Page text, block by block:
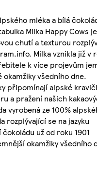
mléka a bílá
Milka Happy Cows
chutí a texturou
Milka vznikla již v
k více projevům
všedního dne.
připomínají alpské
a pražení našich
vyrobená ze 100%
rozplývající se na jazyku
už od roku 1901
okamžiky všedního